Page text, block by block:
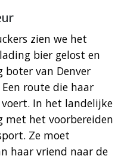
zien we het
bier gelost en
boter van Denver
route die haar
In het landelijke
met het voorbereiden
Ze moet
haar vriend naar de